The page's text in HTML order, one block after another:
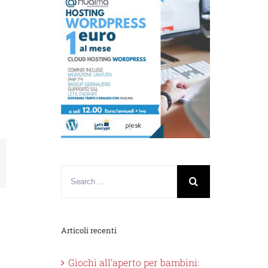
Articoli recenti
Giochi all’aperto per bambini: